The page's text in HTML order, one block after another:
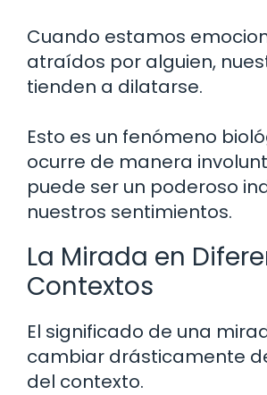
Cuando estamos
atraídos por alguien,
tienden a dilatarse.
Esto es un fenómeno
ocurre de manera
puede ser un poderoso
nuestros sentimientos.
La Mirada en
Contextos
El significado de una
cambiar drásticamente
del contexto.